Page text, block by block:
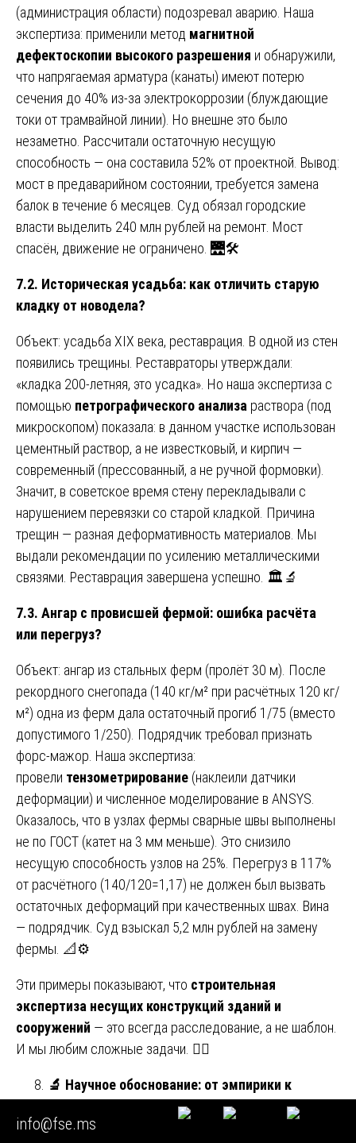
(администрация области) подозревал аварию. Наша
экспертиза: применили метод магнитной
дефектоскопии высокого разрешения и обнаружили,
что напрягаемая арматура (канаты) имеют потерю
сечения до 40% из-за электрокоррозии (блуждающие
токи от трамвайной линии). Но внешне это было
незаметно. Рассчитали остаточную несущую
способность — она составила 52% от проектной. Вывод:
мост в предаварийном состоянии, требуется замена
балок в течение 6 месяцев. Суд обязал городские
власти выделить 240 млн рублей на ремонт. Мост
спасён, движение не ограничено. 🌉🛠️
7.2. Историческая усадьба: как отличить старую
кладку от новодела?
Объект: усадьба XIX века, реставрация. В одной из стен
появились трещины. Реставраторы утверждали:
«кладка 200-летняя, это усадка». Но наша экспертиза с
помощью петрографического анализа раствора (под
микроскопом) показала: в данном участке использован
цементный раствор, а не известковый, и кирпич —
современный (прессованный, а не ручной формовки).
Значит, в советское время стену перекладывали с
нарушением перевязки со старой кладкой. Причина
трещин — разная деформативность материалов. Мы
выдали рекомендации по усилению металлическими
связями. Реставрация завершена успешно. 🏛️🔬
7.3. Ангар с провисшей фермой: ошибка расчёта
или перегруз?
Объект: ангар из стальных ферм (пролёт 30 м). После
рекордного снегопада (140 кг/м² при расчётных 120 кг/
м²) одна из ферм дала остаточный прогиб 1/75 (вместо
допустимого 1/250). Подрядчик требовал признать
форс-мажор. Наша экспертиза:
провели тензометрирование (наклеили датчики
деформации) и численное моделирование в ANSYS.
Оказалось, что в узлах фермы сварные швы выполнены
не по ГОСТ (катет на 3 мм меньше). Это снизило
несущую способность узлов на 25%. Перегруз в 117%
от расчётного (140/120=1,17) не должен был вызвать
остаточных деформаций при качественных швах. Вина
— подрядчик. Суд взыскал 5,2 млн рублей на замену
фермы. 📐⚙️
Эти примеры показывают, что строительная
экспертиза несущих конструкций зданий и
сооружений — это всегда расследование, а не шаблон.
И мы любим сложные задачи. 🕵️‍♂️
🔬 Научное обоснование: от эмпирики к
фундаментальным законам
info@fse.ms